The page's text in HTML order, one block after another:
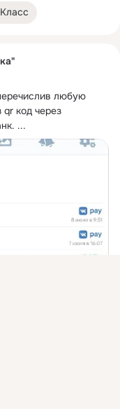
Класс
любую
код через
...